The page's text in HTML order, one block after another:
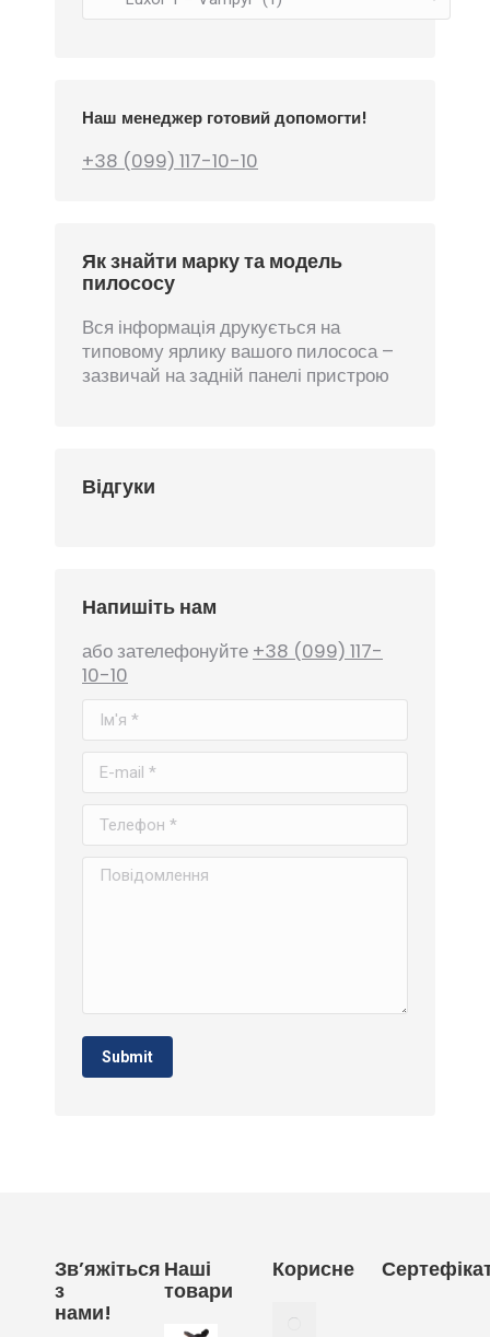
Наш менеджер готовий допомогти!
+38 (099) 117-10-10
Як знайти марку та модель
пилососу
Вся інформація друкується на
типовому ярлику вашого пилососа –
зазвичай на задній панелі пристрою
Відгуки
Напишіть нам
або зателефонуйте +38 (099) 117-
10-10
Ім'я *
E-mail *
Телефон *
Повідомлення
Submit
Зв’яжіться
з
нами!
Наші
товари
Корисне